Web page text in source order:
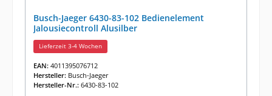
Busch-Jaeger 6430-83-102 Bedienelement
Jalousiecontroll Alusilber
Lieferzeit 3-4 Wochen
EAN: 4011395076712
Hersteller: Busch-Jaeger
Hersteller-Nr.: 6430-83-102